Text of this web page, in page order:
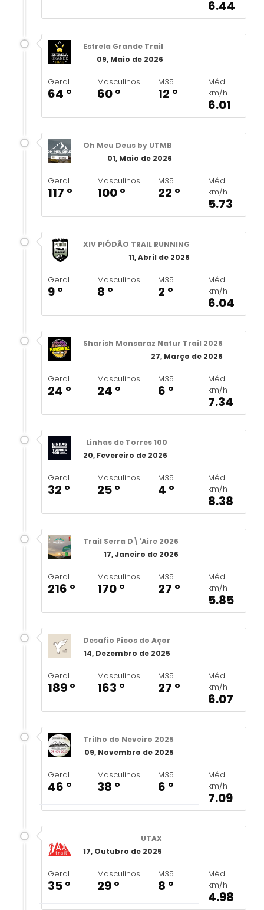
6.44
Estrela Grande Trail
09, Maio de 2026
Geral
64 º
Masculinos
60 º
M35
12 º
Méd.
km/h
6.01
Oh Meu Deus by UTMB
01, Maio de 2026
Geral
117 º
Masculinos
100 º
M35
22 º
Méd.
km/h
5.73
XIV PIÓDÃO TRAIL RUNNING
11, Abril de 2026
Geral
9 º
Masculinos
8 º
M35
2 º
Méd.
km/h
6.04
Sharish Monsaraz Natur Trail 2026
27, Março de 2026
Geral
24 º
Masculinos
24 º
M35
6 º
Méd.
km/h
7.34
Linhas de Torres 100
20, Fevereiro de 2026
Geral
32 º
Masculinos
25 º
M35
4 º
Méd.
km/h
8.38
Trail Serra D\'Aire 2026
17, Janeiro de 2026
Geral
216 º
Masculinos
170 º
M35
27 º
Méd.
km/h
5.85
Desafio Picos do Açor
14, Dezembro de 2025
Geral
189 º
Masculinos
163 º
M35
27 º
Méd.
km/h
6.07
Trilho do Neveiro 2025
09, Novembro de 2025
Geral
46 º
Masculinos
38 º
M35
6 º
Méd.
km/h
7.09
UTAX
17, Outubro de 2025
Geral
35 º
Masculinos
29 º
M35
8 º
Méd.
km/h
4.98